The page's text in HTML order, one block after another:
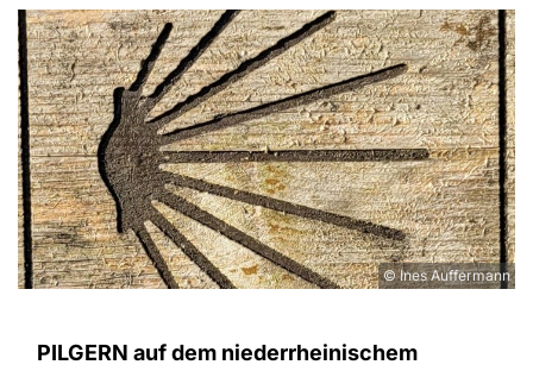
© Ines Auffermann
PILGERN auf dem niederrheinischem